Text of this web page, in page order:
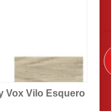
Vox Vilo Esquero